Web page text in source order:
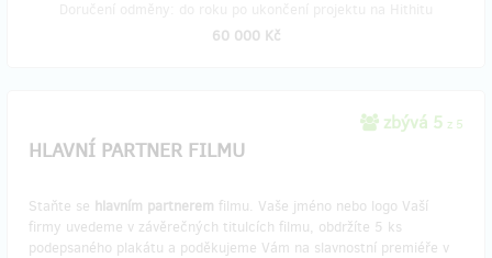
60 000 Kč
zbývá 5 z 5
HLAVNÍ PARTNER FILMU
Staňte se hlavním partnerem filmu. Vaše jméno nebo logo Vaší
firmy uvedeme v závěrečných titulcích filmu, obdržíte 5 ks
podepsaného plakátu a poděkujeme Vám na slavnostní premiéře v